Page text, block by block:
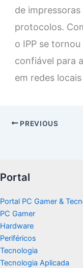
de
protocolos.
o IPP se
confiável para
em redes
PREVIOUS
Portal
Portal PC Gamer &
PC Gamer
Hardware
Periféricos
Tecnologia
Tecnologia Aplicada